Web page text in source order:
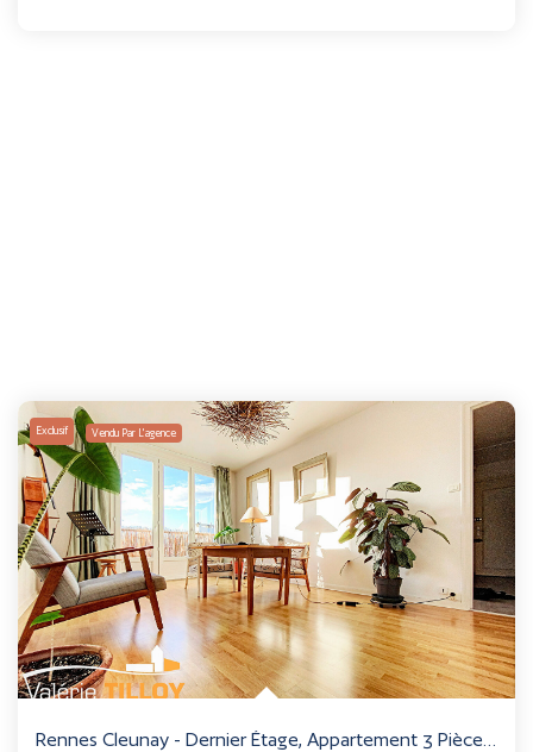
Exclusif Vendu Par L'agence
Rennes Cleunay - Dernier Étage, Appartement 3 Pièces De 58m2